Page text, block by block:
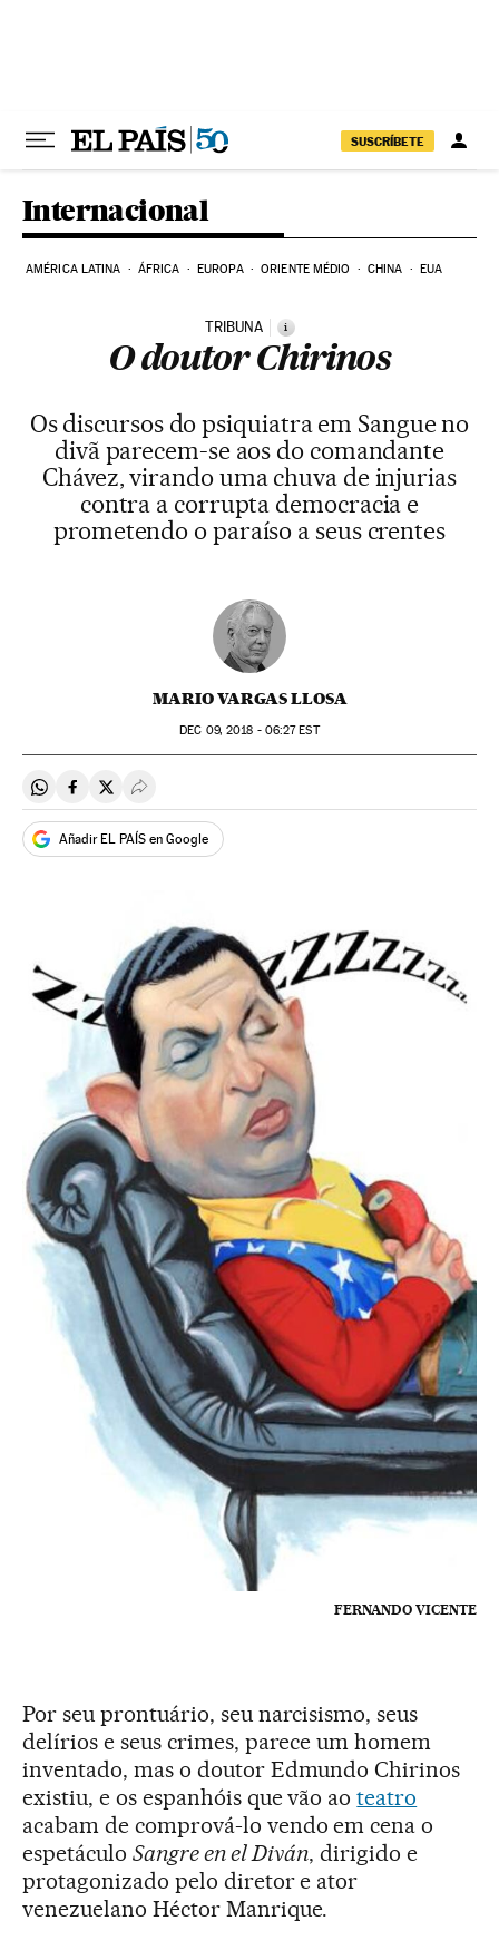
SUSCRÍBETE
Internacional
AMÉRICA LATINA ÁFRICA EUROPA ORIENTE MÉDIO CHINA EUA
TRIBUNA i
O doutor Chirinos
Os discursos do psiquiatra em Sangue no
divã parecem-se aos do comandante
Chávez, virando uma chuva de injurias
contra a corrupta democracia e
prometendo o paraíso a seus crentes
MARIO VARGAS LLOSA
DEC 09, 2018 - 06:27EST
Compartir en Whatsapp
Compartir en Facebook
Compartir en Twitter
Desplegar Redes Sociales
Añadir EL PAÍS en Google
FERNANDO VICENTE
Por seu prontuário, seu narcisismo, seus
delírios e seus crimes, parece um homem
inventado, mas o doutor Edmundo Chirinos
existiu, e os espanhóis que vão aoteatro
acabam de comprová-lo vendo em cena o
espetáculo Sangre en el Diván, dirigido e
protagonizado pelo diretor e ator
venezuelano Héctor Manrique.